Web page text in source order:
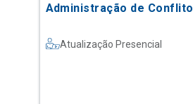
Administração de Conflito
Atualização Presencial